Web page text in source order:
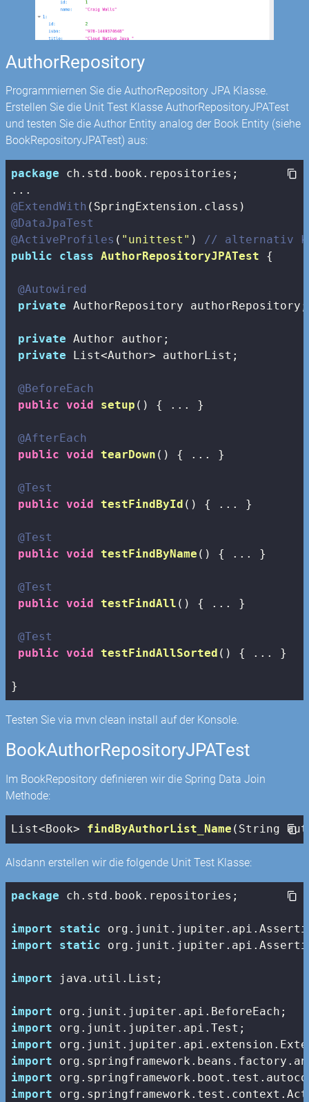
AuthorRepository
Programmiernen Sie die AuthorRepository JPA Klasse.
Erstellen Sie die Unit Test Klasse AuthorRepositoryJPATest
und testen Sie die Author Entity analog der Book Entity (siehe
BookRepositoryJPATest) aus:
package ch.std.book.repositories;
@ExtendWith
@DataJpaTest
@ActiveProfiles ( "unittest" ) // alternativ
public
class AuthorRepositoryJPATest {
@Autowired
private AuthorRepository authorRepository;
private Author author;
private List<Author> authorList;
@BeforeEach
public void setup () { ... }
@AfterEach
public void tearDown () { ... }
@Test
public void testFindById () { ... }
@Test
public void testFindByName () { ... }
@Test
public void testFindAll () { ... }
@Test
public void testFindAllSorted () { ... }
}
Testen Sie via mvn clean install auf der Konsole.
BookAuthorRepositoryJPATest
Im BookRepository definieren wir die Spring Data Join
Methode:
List<Book> findByAuthorList_Name (String
Alsdann erstellen wir die folgende Unit Test Klasse:
package ch.std.book.repositories;
import
static
import
static
import java.util.List;
import
import
import
import
import
import